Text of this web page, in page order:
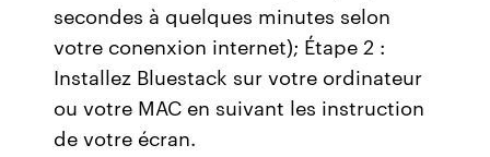
secondes à quelques minutes selon
votre conenxion internet); Étape 2 :
Installez Bluestack sur votre ordinateur
ou votre MAC en suivant les instruction
de votre écran.